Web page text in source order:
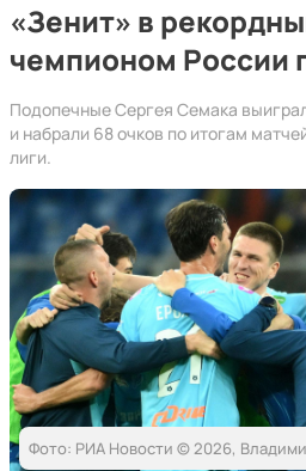
«Зенит» в
чемпионом России
Подопечные Сергея Семака
и набрали 68 очков по итогам
лиги.
Фото: РИА Новости © 2026,